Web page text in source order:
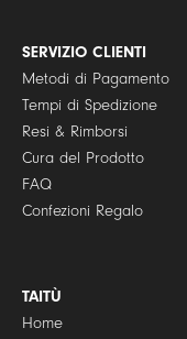
y
*
SERVIZIO CLIENTI
Metodi di Pagamento
Tempi di Spedizione
Resi & Rimborsi
Cura del Prodotto
FAQ
Confezioni Regalo
TAITÙ
Home